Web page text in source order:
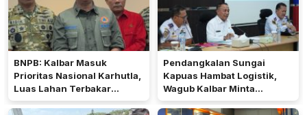
BNPB: Kalbar Masuk
Prioritas Nasional Karhutla,
Luas Lahan Terbakar
Peringkat Keempat
Pendangkalan Sungai
Kapuas Hambat Logistik,
Wagub Kalbar Minta
Pengerukan Diprioritaskan